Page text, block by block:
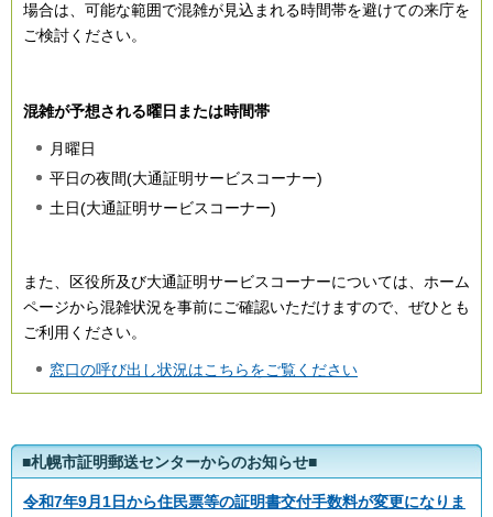
場合は、可能な範囲で混雑が見込まれる時間帯を避けての来庁を
ご検討ください。
混雑が予想される曜日または時間帯
月曜日
平日の夜間(大通証明サービスコーナー)
土日(大通証明サービスコーナー)
また、区役所及び大通証明サービスコーナーについては、ホーム
ページから混雑状況を事前にご確認いただけますので、ぜひとも
ご利用ください。
窓口の呼び出し状況はこちらをご覧ください
■札幌市証明郵送センターからのお知らせ■
令和7年9月1日から住民票等の証明書交付手数料が変更になりま